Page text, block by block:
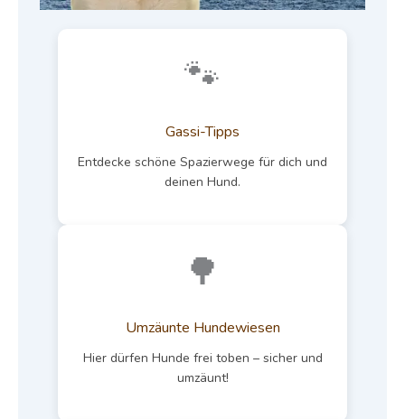
🐾
Gassi-Tipps
Entdecke schöne Spazierwege für dich und
deinen Hund.
🌳
Umzäunte Hundewiesen
Hier dürfen Hunde frei toben – sicher und
umzäunt!